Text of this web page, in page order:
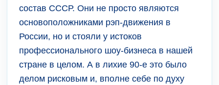
состав СССР. Они не просто являются
основоположниками рэп-движения в
России, но и стояли у истоков
профессионального шоу-бизнеса в нашей
стране в целом. А в лихие 90-е это было
делом рисковым и, вполне себе по духу